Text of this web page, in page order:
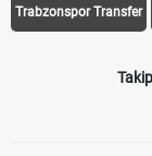
Trabzonspor Transfer